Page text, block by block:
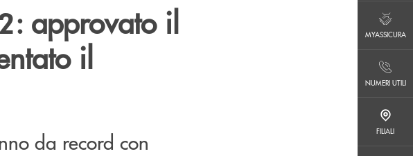
MYASSICURA
NUMERI UTILI
FILIALI
: approvato il
il
da record con